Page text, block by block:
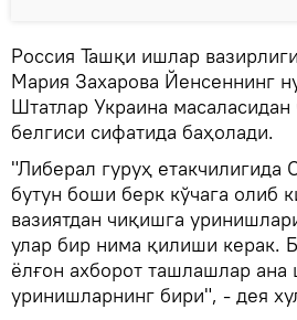
Россия Ташқи ишлар
Мария Захарова Йенсеннинг
Штатлар Украина масаласидан
белгиси сифатида баҳолади.
"Либерал гуруҳ етакчилигида
бутун боши берк кўчага олиб
вазиятдан чиқишга
улар бир нима қилиши керак.
ёлғон ахборот ташлашлар ана
уринишларнинг бири", - дея